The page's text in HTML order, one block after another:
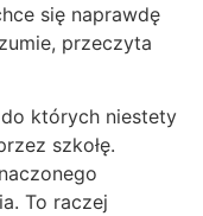
się naprawdę
przeczyta
których niestety
szkołę.
To raczej